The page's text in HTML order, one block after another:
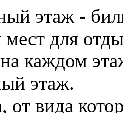
этаж -
мест для
каждом
этаж.
от вида